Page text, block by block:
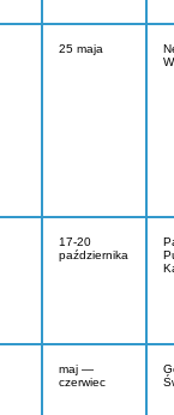
25 maja
17-20
października
maj —
czerwiec